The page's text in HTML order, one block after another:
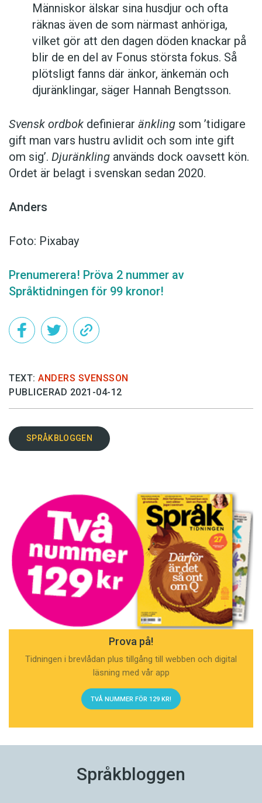
Människor älskar sina husdjur och ofta
räknas även de som närmast anhöriga,
vilket gör att den dagen döden knackar på
blir de en del av Fonus största fokus. Så
plötsligt fanns där änkor, änkemän och
djuränklingar, säger Hannah Bengtsson.
Svensk ordbok definierar änkling som ’tidigare
gift man vars hustru av­lidit och som inte gift
om sig’. Djuränkling används dock oavsett kön.
Ordet är belagt i svenskan sedan 2020.
Anders
Foto: Pixabay
Prenumerera! Pröva 2 nummer av
Språktidningen för 99 kronor!
TEXT: ANDERS SVENSSON
PUBLICERAD 2021-04-12
SPRÅKBLOGGEN
Prova på!
Tidningen i brevlådan plus tillgång till webben och digital
läsning med vår app
TVÅ NUMMER FÖR 129 KR!
Språkbloggen